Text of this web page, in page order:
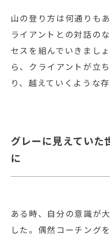
山の登り方は何通りも
ライアントとの対話の
セスを組んでいきまし
ら、クライアントが立
り、越えていくような
グレーに見えていた
に
ある時、自分の意識が
した。偶然コーチング